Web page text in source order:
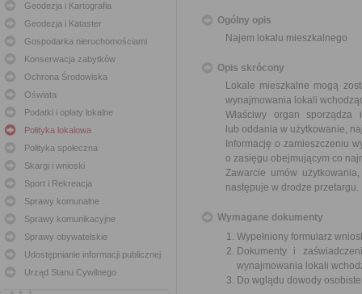
Geodezja i Kartografia
Geodezja i Kataster
Gospodarka nieruchomościami
Konserwacja zabytków
Ochrona Środowiska
Oświata
Podatki i opłaty lokalne
Polityka lokalowa
Polityka społeczna
Skargi i wnioski
Sport i Rekreacja
Sprawy komunalne
Sprawy komunikacyjne
Sprawy obywatelskie
Udostępnianie informacji publicznej
Urząd Stanu Cywilnego
Ogólny opis
Najem lokalu mieszkalnego
Opis skrócony
Lokale mieszkalne mogą
wynajmowania lokali
Właściwy organ
lub oddania w użytkowanie,
Informację o zamieszczeniu
o zasięgu obejmującym co
Zawarcie umów
następuje w drodze przetargu.
Wymagane dokumenty
Wypełniony formularz
Dokumenty i
wynajmowania lokali
Do wglądu dowody